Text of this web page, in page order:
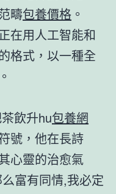
疇包養價格 。
在用人工智能和
格式，以一種全
飲升hu包養網
號，他在長詩
心靈的治愈氣
富有同情,我必定